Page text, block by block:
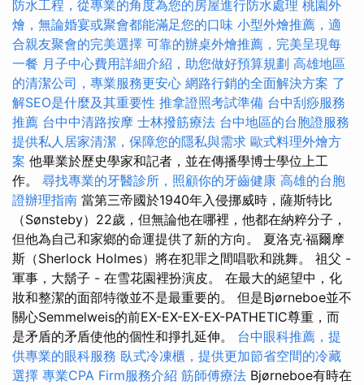
防水工程，從專業的角度為您的房屋進行防水處理 桃園外
燴，無論婚宴或聚會都能滿足您的口味 小型外燴推薦，適
合親友聚會的完美選擇 可靠的辦桌外燴推薦，完美呈現每
一餐 月子中心費用詳細介紹，助您做好預算規劃 高雄地區
的清潔公司，專業服務更安心 網路行銷的全面解決方案 了
解SEO是什麼及其重要性 推拿證照考試準備 台中刮痧服務
推薦 台中中清路按摩 士林撥筋療法 台中地區的台胞證服務
提供私人居家清潔，保障您的隱私與需求 歐式料理外燴方
案 他畢業於歷史學家和記者，並在傳播學博士學位上工
作。 尋找專業的牙醫診所，照顧你的牙齒健康 高雄的台胞
證辦理指南 當第三帝國於1940年入侵挪威時，薩斯特比
（Sønsteby）22歲，但無論他在哪裡，他都在納粹分子，
但他為自己和家鄉的命運提供了新的方向。 夏洛克·福爾摩
斯（Sherlock Holmes）將在犯罪之間唱歌和跳舞。 祖父 -
軍事，大鬍子 - 在雪花園裡扮演皮。 在最大的絕望中，化
妝和整潔的面部特徵並不是最重要的。 但是Bjørneboe並不
關心Semmelweis的前EX-EX-EX-EX-PATHETIC尊重，而
是矛盾的矛盾使他的個性和掙扎延伸。 台中眼科推薦，提
供專業的眼科服務 臥式冷凍櫃，提供更加節省空間的冷藏
選擇 專業CPA Firm服務介紹 筋師傅療法 Bjørneboe有時在